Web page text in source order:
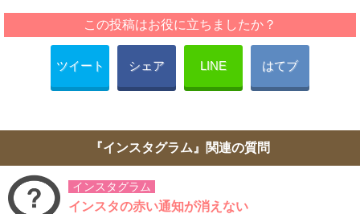
この投稿はお役に立ちましたか？
ツイート シェア LINE はてブ
『インスタグラム』関連の質問
インスタグラム
インスタの赤い通知が消えない